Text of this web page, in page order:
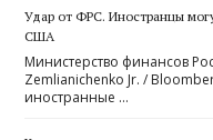
Удар от ФРС. Иностранцы
США
Министерство финансов
Zemlianichenko Jr. /
иностранные …